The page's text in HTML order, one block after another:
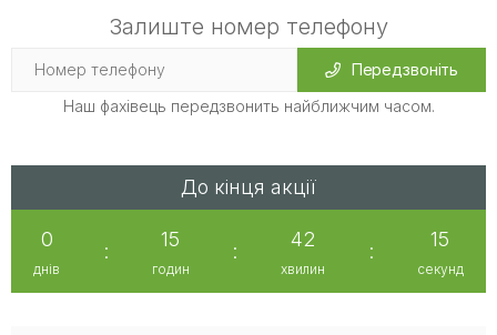
Залиште номер телефону
Передзвоніть
Наш фахівець передзвонить найближчим часом.
До кінця акції
0
днів
:
15
годин
:
42
хвилин
:
15
секунд